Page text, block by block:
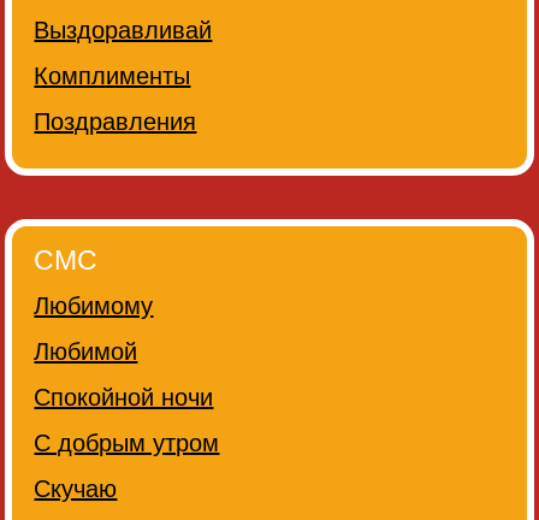
Выздоравливай
Комплименты
Поздравления
СМС
Любимому
Любимой
Спокойной ночи
С добрым утром
Скучаю